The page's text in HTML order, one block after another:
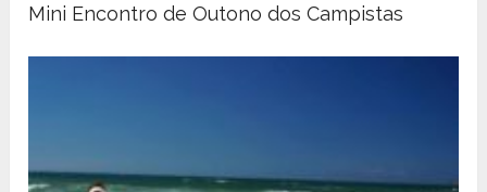
Mini Encontro de Outono dos Campistas